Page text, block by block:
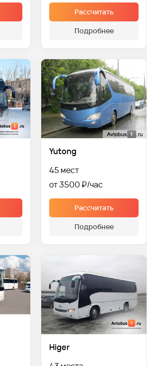
Рассчитать
Подробнее
Yutong
45 мест
от 3500 ₽
Рассчитать
Подробнее
Higer